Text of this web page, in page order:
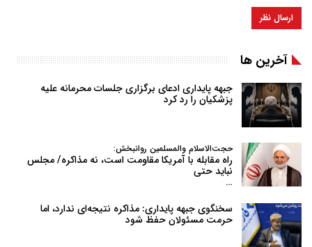
آخرین ها
جبهه پایداری ادعای برگزاری جلسات محرمانه علیه
پزشکیان را رد کرد
حجت‌الاسلام والمسلمین روانبخش:
راه مقابله با آمریکا مقاومت است، نه مذاکره/ مجلس
نباید حتی
…
سخنگوی جبهه پایداری: مذاکره نتیجه‌ای ندارد، اما
حرمت مسئولان حفظ شود